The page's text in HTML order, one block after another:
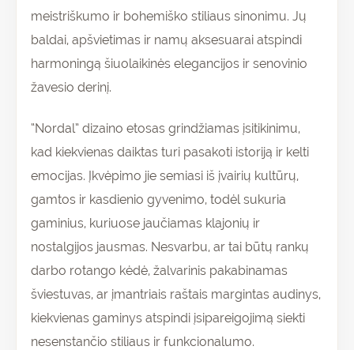
meistriškumo ir bohemiško stiliaus sinonimu. Jų
baldai, apšvietimas ir namų aksesuarai atspindi
harmoningą šiuolaikinės elegancijos ir senovinio
žavesio derinį.
“Nordal” dizaino etosas grindžiamas įsitikinimu,
kad kiekvienas daiktas turi pasakoti istoriją ir kelti
emocijas. Įkvėpimo jie semiasi iš įvairių kultūrų,
gamtos ir kasdienio gyvenimo, todėl sukuria
gaminius, kuriuose jaučiamas klajonių ir
nostalgijos jausmas. Nesvarbu, ar tai būtų rankų
darbo rotango kėdė, žalvarinis pakabinamas
šviestuvas, ar įmantriais raštais margintas audinys,
kiekvienas gaminys atspindi įsipareigojimą siekti
nesenstančio stiliaus ir funkcionalumo.